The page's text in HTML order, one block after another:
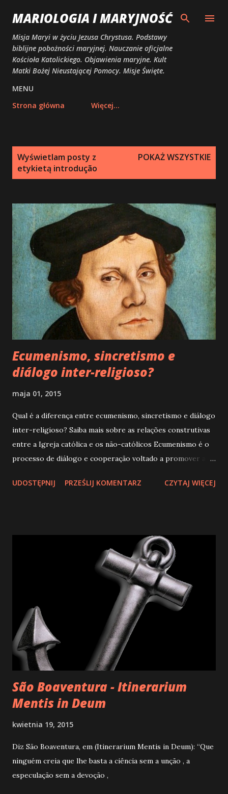
Przejdź do głównej zawartości
MARIOLOGIA I MARYJNOŚĆ
Misja Maryi w życiu Jezusa Chrystusa. Podstawy
biblijne pobożności maryjnej. Nauczanie oficjalne
Kościoła Katolickiego. Objawienia maryjne. Kult
Matki Bożej Nieustającej Pomocy. Misje Święte.
MENU
Strona główna
Więcej…
Wyświetlam posty z
etykietą introdução
POKAŻ WSZYSTKIE
Ecumenismo, sincretismo e
diálogo inter-religioso?
maja 01, 2015
Qual é a diferença entre ecumenismo, sincretismo e diálogo
inter-religioso? Saiba mais sobre as relações construtivas
entre a Igreja católica e os não-católicos Ecumenismo é o
processo de diálogo e cooperação voltado a promover a
vem do grego οἰκουμένη, que significa "todo o mundo
divisão entre os cristãos. Já processo de aproximação e
diálogo com religiões diferentes é chamado de diálogo
inter-religioso. É o caso, por exemplo, do diálogo
respeitoso e colaborativo entre cristianismo, judaísmo, islã,
budismo, hinduísmo... Também é importante diferenciar
com clareza o ecumenismo e o diálogo inter-religioso do
sincretismo religioso. O sincretismo é a mistura acrítica de
ritos, crenças e elementos doutrinais de religiões
diferentes e, em ...
UDOSTĘPNIJ PRZEŚLIJ KOMENTARZ CZYTAJ WIĘCEJ
São Boaventura - Itinerarium
Mentis in Deum
kwietnia 19, 2015
Diz São Boaventura, em (Itinerarium Mentis in Deum): “Que
ninguém creia que lhe basta a ciência sem a unção , a
especulação sem a devoção ,